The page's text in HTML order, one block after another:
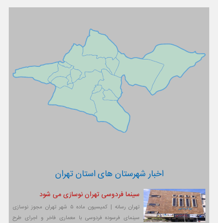
اخبار شهرستان های استان تهران
سینما فردوسی تهران نوسازی می شود
تهران رسانه | کمیسیون ماده ۵ شهر تهران مجوز نوسازی
سینمای فرسوده فردوسی با معماری فاخر و اجرای طرح